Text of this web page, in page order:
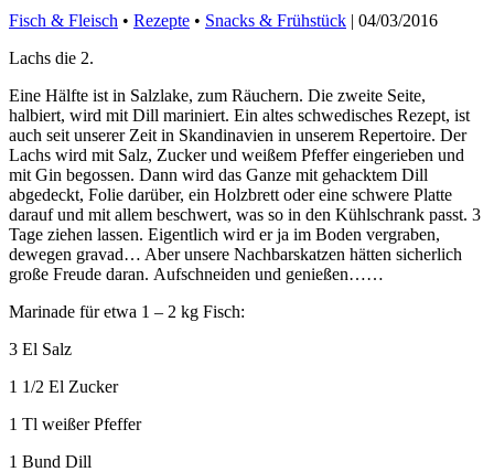
Fisch & Fleisch • Rezepte • Snacks & Frühstück | 04/03/2016
Lachs die 2.
Eine Hälfte ist in Salzlake, zum Räuchern. Die zweite Seite,
halbiert, wird mit Dill mariniert. Ein altes schwedisches Rezept, ist
auch seit unserer Zeit in Skandinavien in unserem Repertoire. Der
Lachs wird mit Salz, Zucker und weißem Pfeffer eingerieben und
mit Gin begossen. Dann wird das Ganze mit gehacktem Dill
abgedeckt, Folie darüber, ein Holzbrett oder eine schwere Platte
darauf und mit allem beschwert, was so in den Kühlschrank passt. 3
Tage ziehen lassen. Eigentlich wird er ja im Boden vergraben,
dewegen gravad… Aber unsere Nachbarskatzen hätten sicherlich
große Freude daran. Aufschneiden und genießen……
Marinade für etwa 1 – 2 kg Fisch:
3 El Salz
1 1/2 El Zucker
1 Tl weißer Pfeffer
1 Bund Dill